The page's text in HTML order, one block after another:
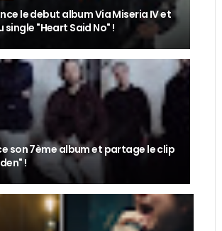
le debut album Via Miseria IV et
single "Heart Said No" !
son 7ème album et partage le clip
!